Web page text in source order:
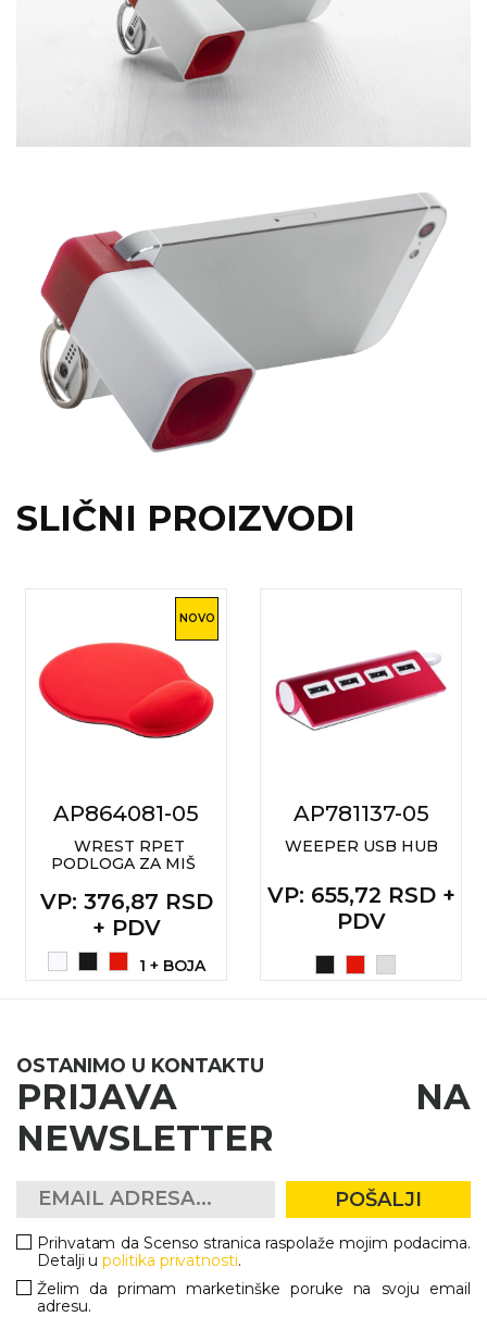
RADNA OPREMA
SLIČNI PROIZVODI
NOVO
AP864081-05
WREST RPET
PODLOGA ZA MIŠ
VP: 376,87 RSD
+ PDV
1 + BOJA
AP781137-05
WEEPER USB HUB
VP: 655,72 RSD +
PDV
OSTANIMO U KONTAKTU
PRIJAVA NA
NEWSLETTER
POŠALJI
Prihvatam da Scenso stranica raspolaže mojim podacima.
Detalji upolitika privatnosti.
Želim da primam marketinške poruke na svoju email
adresu.